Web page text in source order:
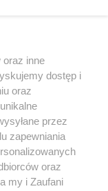
z portali
się z nami
oraz inne
dostęp i
oraz
przez
zapewniania
oraz
my i Zaufani